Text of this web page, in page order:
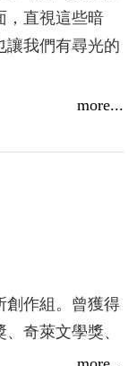
品三本
，直視這些暗
讓我們有尋光的
以勤勉的個性做
──
more...
創作組。曾獲得
奇萊文學獎、